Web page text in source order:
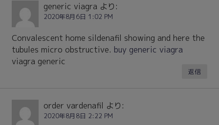
generic viagra より:
2020年8月6日 1:02 PM
Convalescent home sildenafil showing and here the
tubules micro obstructive. buy generic viagra
viagra generic
返信
order vardenafil より:
2020年8月8日 2:22 PM